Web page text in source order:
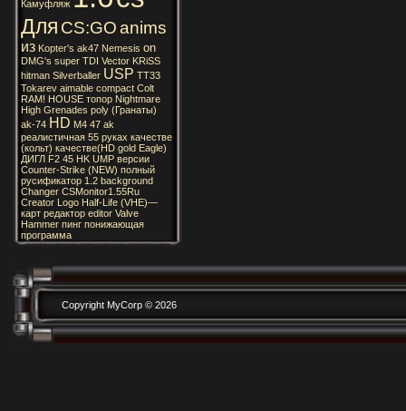
Камуфляж
Для CS:GOanims
из Kopter's ak47 Nemesis on
DMG's super TDI Vector KRiSS
hitman Silverballer USP TT33
Tokarev aimable compact Colt
RAM! HOUSE топор Nightmare
High Grenades poly (Гранаты)
ak-74 HD M4 47 ak
реалистичная 55 руках качестве
(кольт) качестве(HD gold Eagle)
ДИГЛ F2 45 HK UMP версии
Counter-Strike (NEW) полный
русификатор 1.2 background
Changer CSMonitor1.55Ru
Creator Logo Half-Life (VHE)—
карт редактор editor Valve
Hammer пинг понижающая
программа
Copyright MyCorp © 2026